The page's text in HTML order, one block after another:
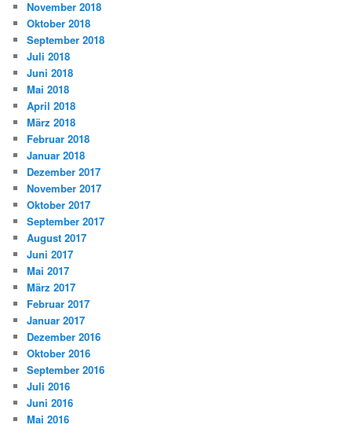
November 2018
Oktober 2018
September 2018
Juli 2018
Juni 2018
Mai 2018
April 2018
März 2018
Februar 2018
Januar 2018
Dezember 2017
November 2017
Oktober 2017
September 2017
August 2017
Juni 2017
Mai 2017
März 2017
Februar 2017
Januar 2017
Dezember 2016
Oktober 2016
September 2016
Juli 2016
Juni 2016
Mai 2016